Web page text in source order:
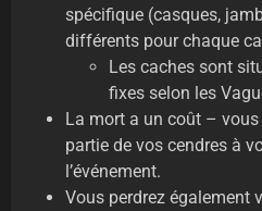
spécifique (casques,
différents pour chaque
Les caches sont
fixes selon les
La mort a un coût –
partie de vos cendres à
l’événement.
Vous perdrez également